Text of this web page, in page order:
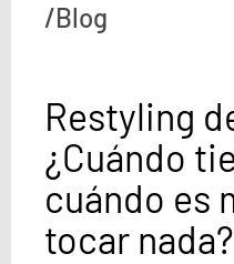
/Blog
Restyling
¿Cuándo
cuándo es
tocar nada?